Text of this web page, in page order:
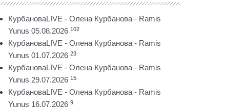
КурбановаLIVE - Олена Курбанова - Ramis
Yunus 05.08.2026 102
КурбановаLIVE - Олена Курбанова - Ramis
Yunus 01.07.2026 23
КурбановаLIVE - Олена Курбанова - Ramis
Yunus 29.07.2026 15
КурбановаLIVE - Олена Курбанова - Ramis
Yunus 16.07.2026 9